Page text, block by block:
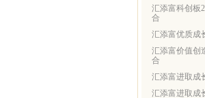
汇添富科创板
合
汇添富优质成
汇添富价值创
合
汇添富进取成
汇添富进取成